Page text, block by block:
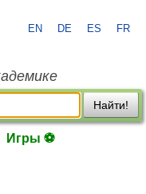
EN DE ES FR
Найти!
Игры ⚽